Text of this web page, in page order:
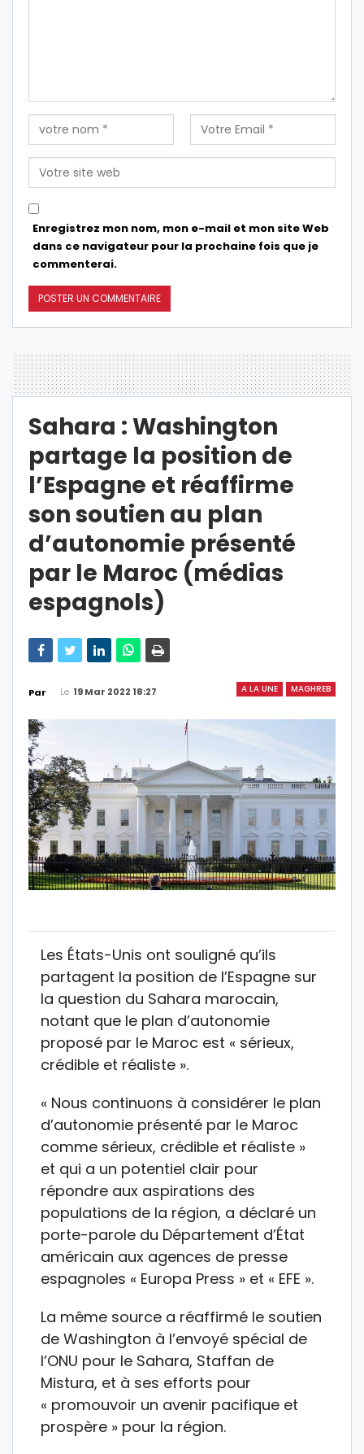
Enregistrez mon nom, mon e-mail et mon site Web
dans ce navigateur pour la prochaine fois que je
commenterai.
Sahara : Washington
partage la position de
l’Espagne et réaffirme
son soutien au plan
d’autonomie présenté
par le Maroc (médias
espagnols)
A LA UNE MAGHREB
Par Le 19 Mar 2022 18:27
Les États-Unis ont souligné qu’ils
partagent la position de l’Espagne sur
la question du Sahara marocain,
notant que le plan d’autonomie
proposé par le Maroc est « sérieux,
crédible et réaliste ».
« Nous continuons à considérer le plan
d’autonomie présenté par le Maroc
comme sérieux, crédible et réaliste »
et qui a un potentiel clair pour
répondre aux aspirations des
populations de la région, a déclaré un
porte-parole du Département d’État
américain aux agences de presse
espagnoles « Europa Press » et « EFE ».
La même source a réaffirmé le soutien
de Washington à l’envoyé spécial de
l’ONU pour le Sahara, Staffan de
Mistura, et à ses efforts pour
« promouvoir un avenir pacifique et
prospère » pour la région.